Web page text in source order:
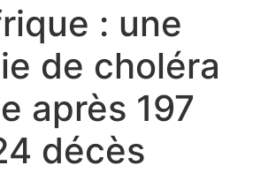
: une
de choléra
après 197
décès